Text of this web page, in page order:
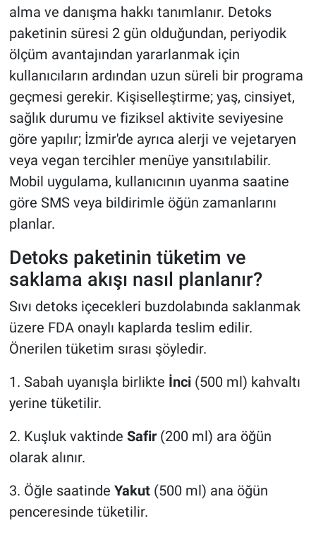
alma ve danışma hakkı tanımlanır. Detoks
paketinin süresi 2 gün olduğundan, periyodik
ölçüm avantajından yararlanmak için
kullanıcıların ardından uzun süreli bir programa
geçmesi gerekir. Kişiselleştirme; yaş, cinsiyet,
sağlık durumu ve fiziksel aktivite seviyesine
göre yapılır; İzmir'de ayrıca alerji ve vejetaryen
veya vegan tercihler menüye yansıtılabilir.
Mobil uygulama, kullanıcının uyanma saatine
göre SMS veya bildirimle öğün zamanlarını
planlar.
Detoks paketinin tüketim ve
saklama akışı nasıl planlanır?
Sıvı detoks içecekleri buzdolabında saklanmak
üzere FDA onaylı kaplarda teslim edilir.
Önerilen tüketim sırası şöyledir.
1. Sabah uyanışla birlikte İnci(500 ml) kahvaltı
yerine tüketilir.
2. Kuşluk vaktinde Safir(200 ml) ara öğün
olarak alınır.
3. Öğle saatinde Yakut(500 ml) ana öğün
penceresinde tüketilir.